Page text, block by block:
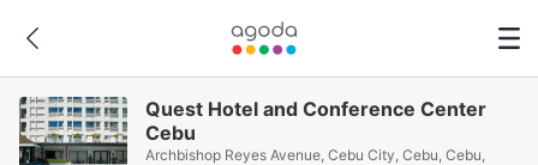
Quest Hotel and Conference Center
Cebu
Archbishop Reyes Avenue, Cebu City, Cebu, Cebu,